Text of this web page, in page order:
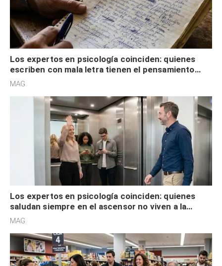
Los expertos en psicología coinciden: quienes
escriben con mala letra tienen el pensamiento
acelerado y no lo hacen por desinterés
MAG.
Los expertos en psicología coinciden: quienes
saludan siempre en el ascensor no viven a la
defensiva y tienen apertura social
MAG.